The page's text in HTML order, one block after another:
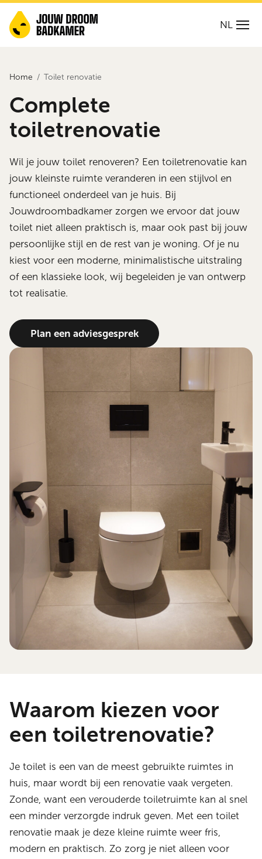
NL
Home Toilet renovatie
Complete
toiletrenovatie
Wil je jouw toilet renoveren? Een toiletrenovatie kan
jouw kleinste ruimte veranderen in een stijlvol en
functioneel onderdeel van je huis. Bij
Jouwdroombadkamer zorgen we ervoor dat jouw
toilet niet alleen praktisch is, maar ook past bij jouw
persoonlijke stijl en de rest van je woning. Of je nu
kiest voor een moderne, minimalistische uitstraling
of een klassieke look, wij begeleiden je van ontwerp
tot realisatie.
Plan een adviesgesprek
Waarom kiezen voor
een toiletrenovatie?
Je toilet is een van de meest gebruikte ruimtes in
huis, maar wordt bij een renovatie vaak vergeten.
Zonde, want een verouderde toiletruimte kan al snel
een minder verzorgde indruk geven. Met een toilet
renovatie maak je deze kleine ruimte weer fris,
modern en praktisch. Zo zorg je niet alleen voor